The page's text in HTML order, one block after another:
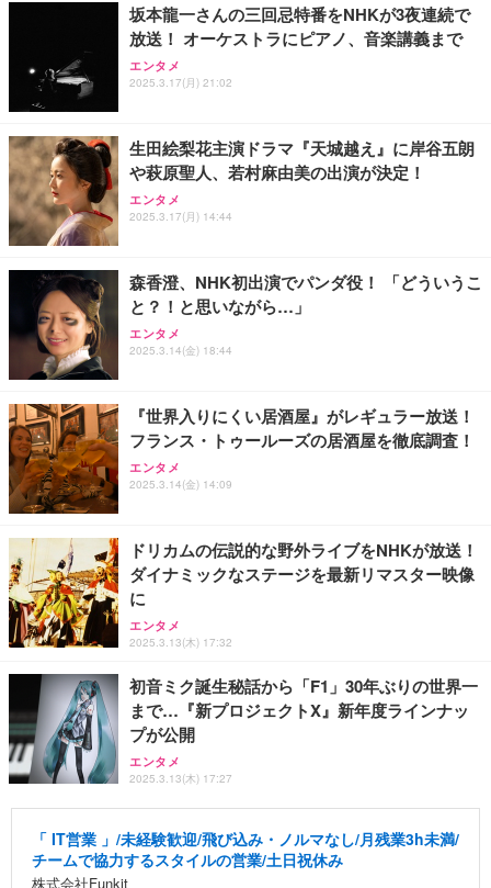
【整備済み品】富士通 ESPRIMO Q558 ミニPC i5第
9世代 16GB SSD256GB Win11 Office2021 WiFi
【MiniLED/24.5inch/280Hz/FHD】GRAPHT THE S
HOOTER Gaming Monitor 24” Essential ゲーミン
グモニター QD 24.5インチ 1ms FHD 量子ドット 残
寝ホン 睡眠用イヤホン 寝ながら 痛くない 超軽量2.8
g ASMR推薦 ワイヤレス Bluetooth6.1 柔軟性高 安
眠 仕事 ブルー
坂本龍一さんの三回忌特番をNHKが3夜連続で
放送！ オーケストラにピアノ、音楽講義まで
エンタメ
2025.3.17(月) 21:02
生田絵梨花主演ドラマ『天城越え』に岸谷五朗
や萩原聖人、若村麻由美の出演が決定！
エンタメ
2025.3.17(月) 14:44
森香澄、NHK初出演でパンダ役！ 「どういうこ
と？！と思いながら…」
エンタメ
2025.3.14(金) 18:44
『世界入りにくい居酒屋』がレギュラー放送！
フランス・トゥールーズの居酒屋を徹底調査！
エンタメ
2025.3.14(金) 14:09
ドリカムの伝説的な野外ライブをNHKが放送！
ダイナミックなステージを最新リマスター映像
に
エンタメ
2025.3.13(木) 17:32
初音ミク誕生秘話から「F1」30年ぶりの世界一
まで…『新プロジェクトX』新年度ラインナッ
プが公開
エンタメ
2025.3.13(木) 17:27
「 IT営業 」/未経験歓迎/飛び込み・ノルマなし/月残業3h未満/
チームで協力するスタイルの営業/土日祝休み
株式会社Funkit